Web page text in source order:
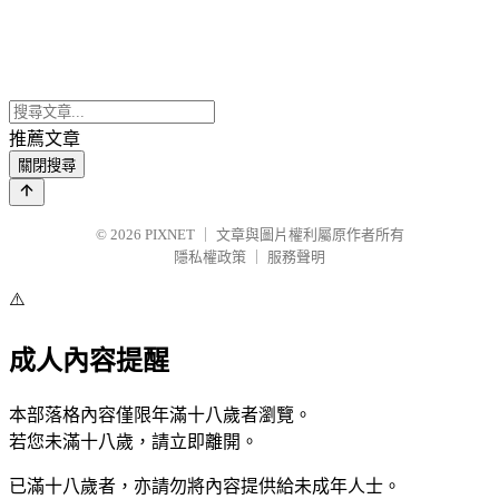
推薦文章
關閉搜尋
© 2026 PIXNET
文章與圖片權利屬原作者所有
隱私權政策
服務聲明
⚠️
成人內容提醒
本部落格內容僅限年滿十八歲者瀏覽。
若您未滿十八歲，請立即離開。
已滿十八歲者，亦請勿將內容提供給未成年人士。